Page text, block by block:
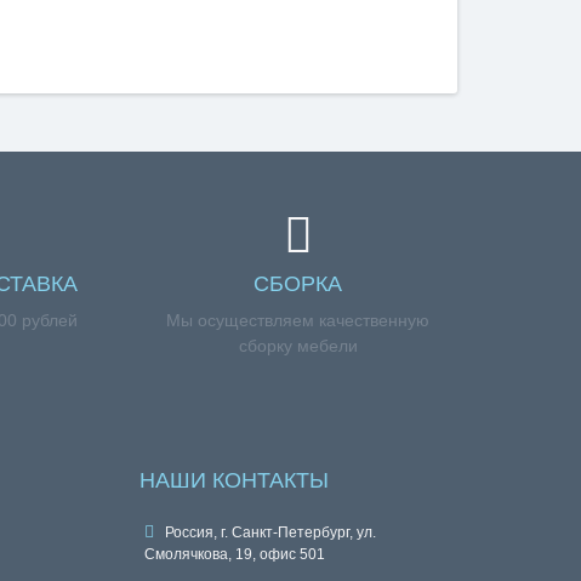
рублей
СБОРКА
Мы осуществляем качественную
сборку мебели
НАШИ КОНТАКТЫ
Россия, г. Санкт-Петербург, ул.
Смолячкова, 19, офис 501